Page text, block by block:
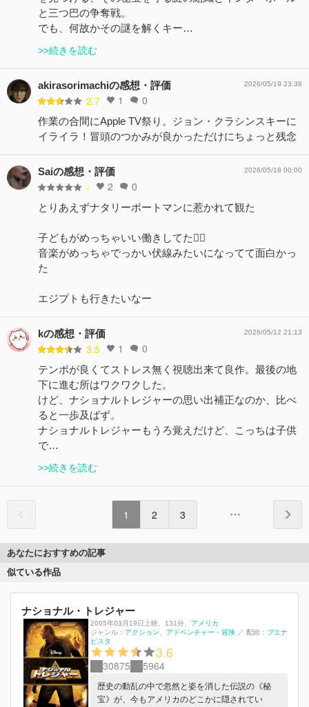
と三つ巴の争奪戦。
でも、何故かその謎を解くキー…
>>続きを読む
akirasorimachiの感想・評価
2.7 1 0
2026/05/19 23:38
作業の合間にApple TV祭り。ジョン・クラシンスキーに
イライラ！冒頭のつかみが良かっただけにちょっと残念
Saiの感想・評価
- 2 0
2026/05/18 00:00
とりあえずナタリーポートマンに惹かれて観た
子どもがめっちゃいい働きしてた👍🏻
音楽がめっちゃでっかい伏線みたいになってて面白かっ
た
エジプトも行きたいなー
kの感想・評価
3.5 1 0
2026/05/12 21:13
テンポが良くてストレス無く視聴出来て良作。最後の地
下に進む所はワクワクした。
けど、ナショナルトレジャーの思い出補正なのか、比べ
ると一歩及ばず。
ナショナルトレジャーもうろ覚えだけど、こっちは子供
で…
>>続きを読む
1 2 3
あなたにおすすめの記事
似ている作品
ナショナル・トレジャー
2005年03月19日上映 131分
アメリカ
ジャンル： アクション アドベンチャー・冒険 ／ 配給： ブエナ
ビスタ
3.6
30875 5964
歴史の動乱の中で忽然と姿を消した伝説の《秘
宝》が、今もアメリカのどこかに隠されてい